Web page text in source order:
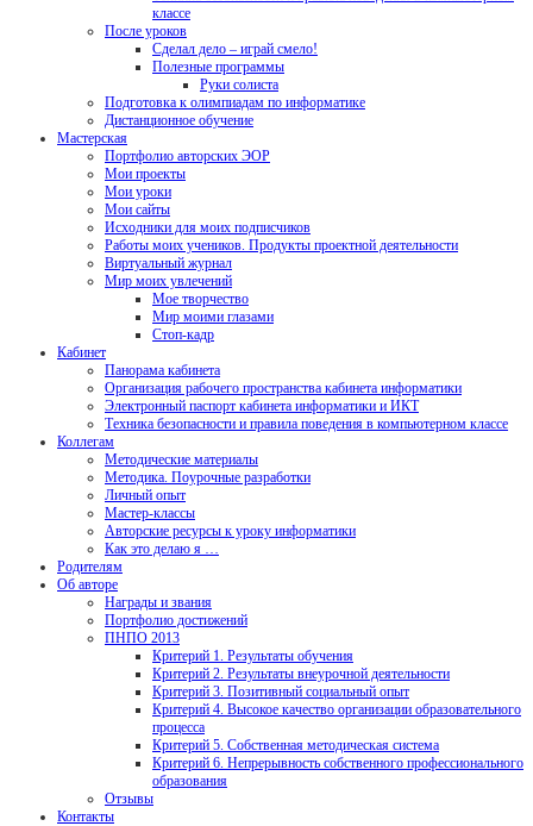
классе
После уроков
Сделал дело – играй смело!
Полезные программы
Руки солиста
Подготовка к олимпиадам по информатике
Дистанционное обучение
Мастерская
Портфолио авторских ЭОР
Мои проекты
Мои уроки
Мои сайты
Исходники для моих подписчиков
Работы моих учеников. Продукты проектной деятельности
Виртуальный журнал
Мир моих увлечений
Мое творчество
Мир моими глазами
Стоп-кадр
Кабинет
Панорама кабинета
Организация рабочего пространства кабинета информатики
Электронный паспорт кабинета информатики и ИКТ
Техника безопасности и правила поведения в компьютерном классе
Коллегам
Методические материалы
Методика. Поурочные разработки
Личный опыт
Мастер-классы
Авторские ресурсы к уроку информатики
Как это делаю я …
Родителям
Об авторе
Награды и звания
Портфолио достижений
ПНПО 2013
Критерий 1. Результаты обучения
Критерий 2. Результаты внеурочной деятельности
Критерий 3. Позитивный социальный опыт
Критерий 4. Высокое качество организации образовательного
процесса
Критерий 5. Собственная методическая система
Критерий 6. Непрерывность собственного профессионального
образования
Отзывы
Контакты